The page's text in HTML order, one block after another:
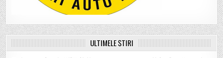
ULTIMELE ȘTIRI